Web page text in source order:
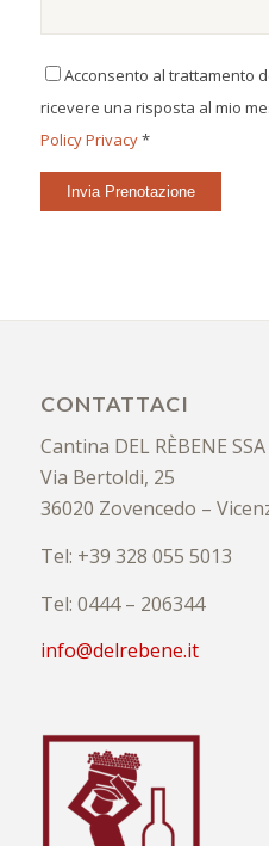
Acconsento al trattamento
ricevere una risposta al mio
Policy Privacy*
CONTATTACI
Cantina DEL RÈBENE SSA
Via Bertoldi, 25
36020 Zovencedo –
Tel: +39 328 055 5013
Tel: 0444 – 206344
info@delrebene.it